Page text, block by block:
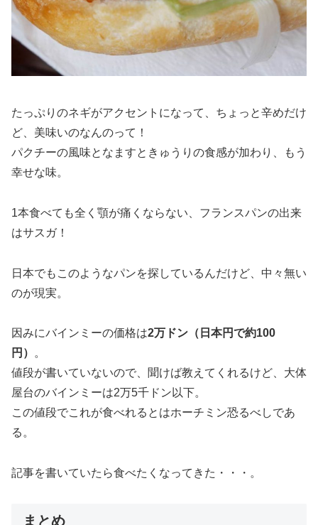
たっぷりのネギがアクセントになって、ちょっと辛めだけ
ど、美味いのなんのって！
パクチーの風味となますときゅうりの食感が加わり、もう
幸せな味。
1本食べても全く顎が痛くならない、フランスパンの出来
はサスガ！
日本でもこのようなパンを探しているんだけど、中々無い
のが現実。
因みにバインミーの価格は2万ドン（日本円で約100
円）
。
値段が書いていないので、聞けば教えてくれるけど、大体
屋台のバインミーは2万5千ドン以下。
この値段でこれが食べれるとはホーチミン恐るべしであ
る。
記事を書いていたら食べたくなってきた・・・。
まとめ